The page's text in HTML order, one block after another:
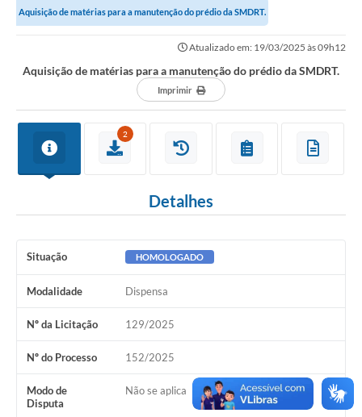
Contas Públicas
Serviço de Inspeção Municipal - SIM
Contratos
Esportes
Ouvidoria
Transparência
Agenda
Editais
Aquisição de matérias para a manutenção do prédio da SMDRT.
Atualizado em: 19/03/2025 às 09h12
Aquisição de matérias para a manutenção do prédio da SMDRT.
Imprimir
2
Detalhes
Situação HOMOLOGADO
Modalidade Dispensa
Nº da Licitação 129/2025
Nº do Processo 152/2025
Modo de
Disputa
Não se aplica